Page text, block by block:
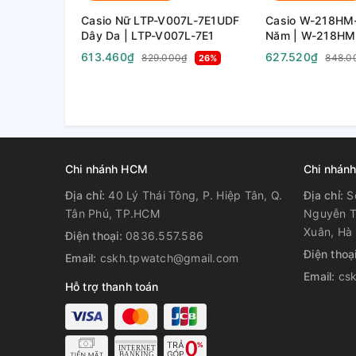
Casio Nữ LTP-V007L-7E1UDF
Dây Da | LTP-V007L-7E1
613.460₫
829.000₫ 26%
Casio W-
Năm | W-
627.520₫
Chi nhánh HCM
Địa chỉ: 40 Lý Thái Tông, P. Hiệp Tân, Q.
Tân Phú, TP.HCM
Điện thoại: 0836.557.586
Email: cskh.tpwatch@gmail.com
Hỗ trợ thanh toán
Chi
Địa chỉ:
Nguyễn
Xuân, Hà
Điện
Email: